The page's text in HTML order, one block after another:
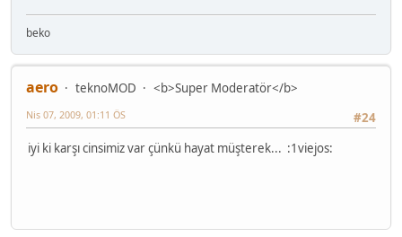
beko
aero teknoMOD
<b>Super Moderatör</b>
#24
Nis 07, 2009, 01:11 ÖS
iyi ki karşı cinsimiz var çünkü hayat müşterek... :1viejos: